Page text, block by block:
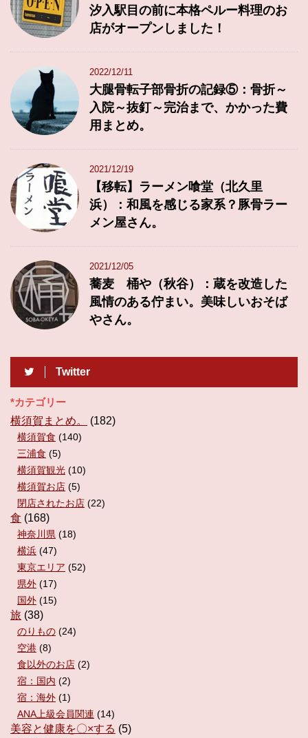
汐入駅目の前に本格ペルー料理のお
店がオープンしました！
2022/12/11
大腿骨転子部骨折の記録⑤：骨折～
入院～抜釘～完治まで、かかった費
用まとめ。
2021/12/19
【移転】ラーメン喰堂（北久里
浜）：和風を感じる家系？豚骨ラー
メン屋さん。
2021/12/05
蕎麦 桶や（秋谷）：蔵を改造した
風情のある佇まい。美味しいおそば
やさん。
Twitter
*カテゴリー
横須賀まとめ。
(182)
横須賀食 (140)
三浦食 (5)
横須賀観光 (10)
横須賀お店 (5)
閉店されたお店 (22)
食 (168)
神奈川県 (18)
横浜 (47)
東京エリア (52)
県外 (17)
国外 (15)
旅 (38)
のりもの (24)
空港 (8)
食以外のお店 (2)
宿：国内 (2)
宿：海外 (1)
ANA上級会員関連 (14)
美容と健康を〇×する (5)